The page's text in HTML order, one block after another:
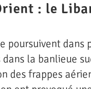
: le
poursuivent dans
la banlieue
des frappes